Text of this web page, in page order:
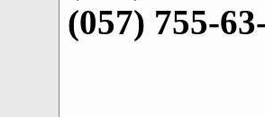
(057) 755-